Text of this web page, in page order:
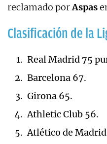
reclamado porAspas
Clasificación de la
Real Madrid 75
Barcelona 67.
Girona 65.
Athletic Club 56.
Atlético de